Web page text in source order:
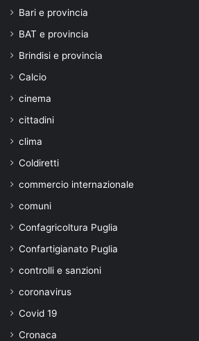
Bari e provincia
BAT e provincia
Brindisi e provincia
Calcio
cinema
cittadini
clima
Coldiretti
commercio internazionale
comuni
Confagricoltura Puglia
Confartigianato Puglia
controlli e sanzioni
coronavirus
Covid 19
Cronaca